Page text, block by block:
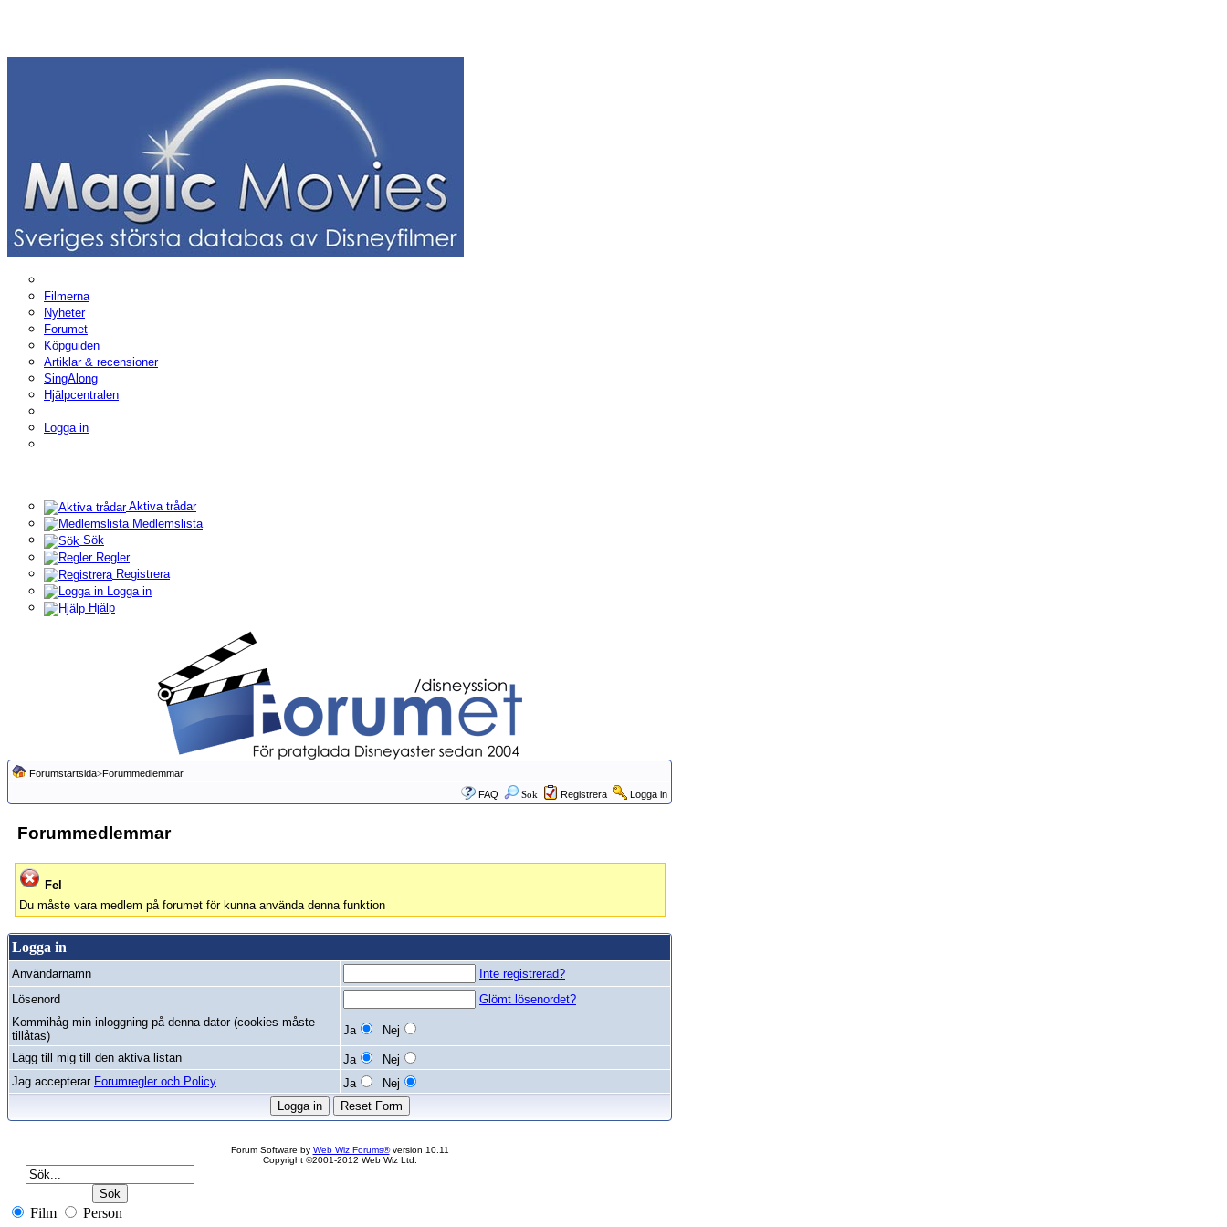
Filmerna
Nyheter
Forumet
Köpguiden
Artiklar & recensioner
SingAlong
Hjälpcentralen
Logga in
Aktiva trådar
Medlemslista
Sök
Regler
Registrera
Logga in
Hjälp
Forumstartsida>Forummedlemmar
FAQ
Sök Registrera Logga in
Forummedlemmar
Fel
Du måste vara medlem på forumet för kunna använda denna funktion
Logga in
Användarnamn
Inte registrerad?
Lösenord
Glömt lösenordet?
Kommihåg min inloggning på denna dator (cookies måste
tillåtas)
Ja
Nej
Lägg till mig till den aktiva listan
Ja
Nej
Jag accepterar Forumregler och Policy Ja Nej
Forum Software by Web Wiz Forums®version 10.11
Copyright ©2001-2012 Web Wiz Ltd.
Film Person